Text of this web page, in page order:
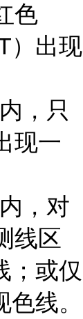
色
）出现
，只
现一
，对
线区
；或仅
线。